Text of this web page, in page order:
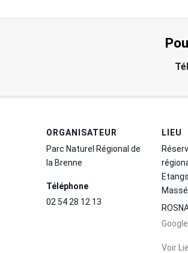
ORGANISATEUR
Parc Naturel Régional de
la Brenne
Téléphone
02 54 28 12 13
LIEU
Voir